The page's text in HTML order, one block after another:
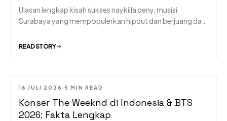
Ulasan lengkap kisah sukses naykilla peny, musisi
Surabaya yang mempopulerkan hipdut dan berjuang dari
READ STORY
16 JULI 2026 5 MIN READ
Konser The Weeknd di Indonesia & BTS
2026: Fakta Lengkap